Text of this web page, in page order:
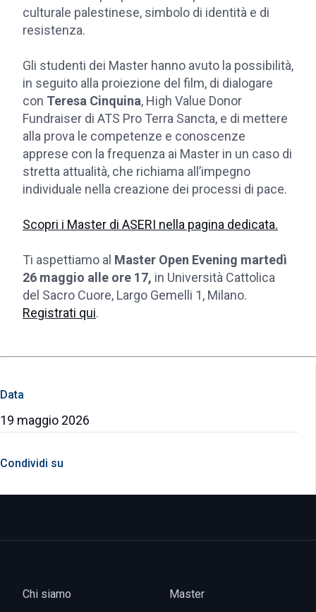
Data
19 maggio 2026
Condividi su
culturale palestinese, simbolo di identità e di
resistenza.
Gli studenti dei Master hanno avuto la possibilità,
in seguito alla proiezione del film, di dialogare
con Teresa Cinquina, High Value Donor
Fundraiser di ATS Pro Terra Sancta, e di mettere
alla prova le competenze e conoscenze
apprese con la frequenza ai Master in un caso di
stretta attualità, che richiama all’impegno
individuale nella creazione dei processi di pace.
Scopri i Master di ASERI nella pagina dedicata.
Ti aspettiamo al Master Open Evening martedì
26 maggio alle ore 17, in Università Cattolica
del Sacro Cuore, Largo Gemelli 1, Milano.
Registrati qui.
Chi siamo
Master